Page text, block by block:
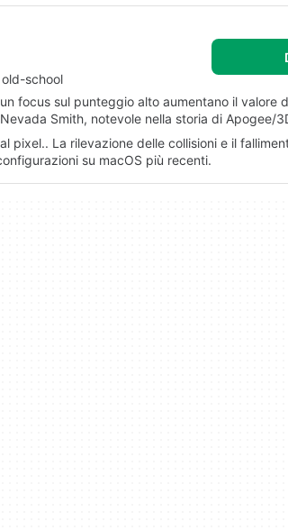
school
focus sul punteggio alto aumentano il valore
Smith, notevole nella storia di Apogee/
La rilevazione delle collisioni e il
su macOS più recenti.